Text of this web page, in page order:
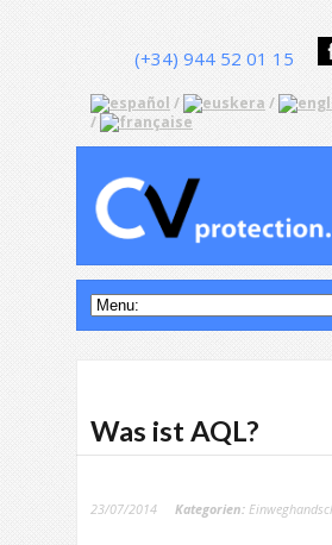
(+34) 944 52 01 15
/ /
/
Was ist AQL?
23/07/2014 Kategorien: